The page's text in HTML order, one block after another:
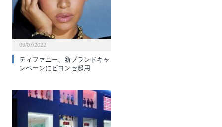
09/07/2022
ティファニー、新ブランドキャ
ンペーンにビヨンセ起用